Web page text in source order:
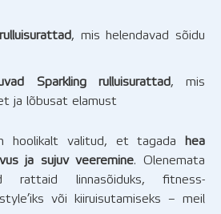
, mis helendavad sõidu
Sparkling rulluisurattad , mis
ja lõbusat elamust
hoolikalt valitud, et tagada
hea
ja sujuv veeremine. Olenemata
linnasõiduks, fitness-
või kiiruisutamiseks – meil